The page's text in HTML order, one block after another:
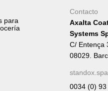
para
Contacto
Axalta
Systems
C/ Entença
08029.
0034 (0)